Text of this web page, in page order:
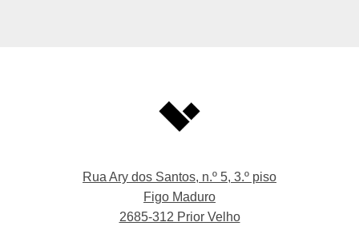
Rua Ary dos Santos, n.º 5, 3.º piso
Figo Maduro
2685-312 Prior Velho